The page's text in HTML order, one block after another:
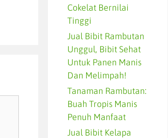
Cokelat Bernilai
Tinggi
Jual Bibit Rambutan
Unggul, Bibit Sehat
Untuk Panen Manis
Dan Melimpah!
Tanaman Rambutan:
Buah Tropis Manis
Penuh Manfaat
Jual Bibit Kelapa